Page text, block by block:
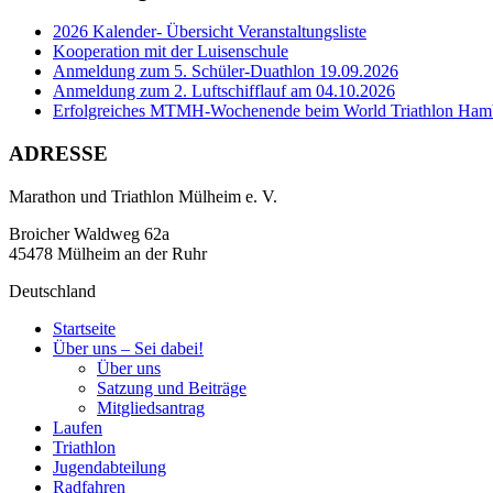
2026 Kalender- Übersicht Veranstaltungsliste
Kooperation mit der Luisenschule
Anmeldung zum 5. Schüler-Duathlon 19.09.2026
Anmeldung zum 2. Luftschifflauf am 04.10.2026
Erfolgreiches MTMH-Wochenende beim World Triathlon
ADRESSE
Marathon und Triathlon Mülheim e. V.
Broicher Waldweg 62a
45478 Mülheim an der Ruhr
Deutschland
Startseite
Über uns – Sei dabei!
Über uns
Satzung und Beiträge
Mitgliedsantrag
Laufen
Triathlon
Jugendabteilung
Radfahren